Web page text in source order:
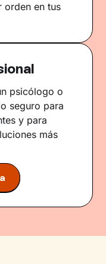
orden en tus
psicólogo o
seguro para
y para
más